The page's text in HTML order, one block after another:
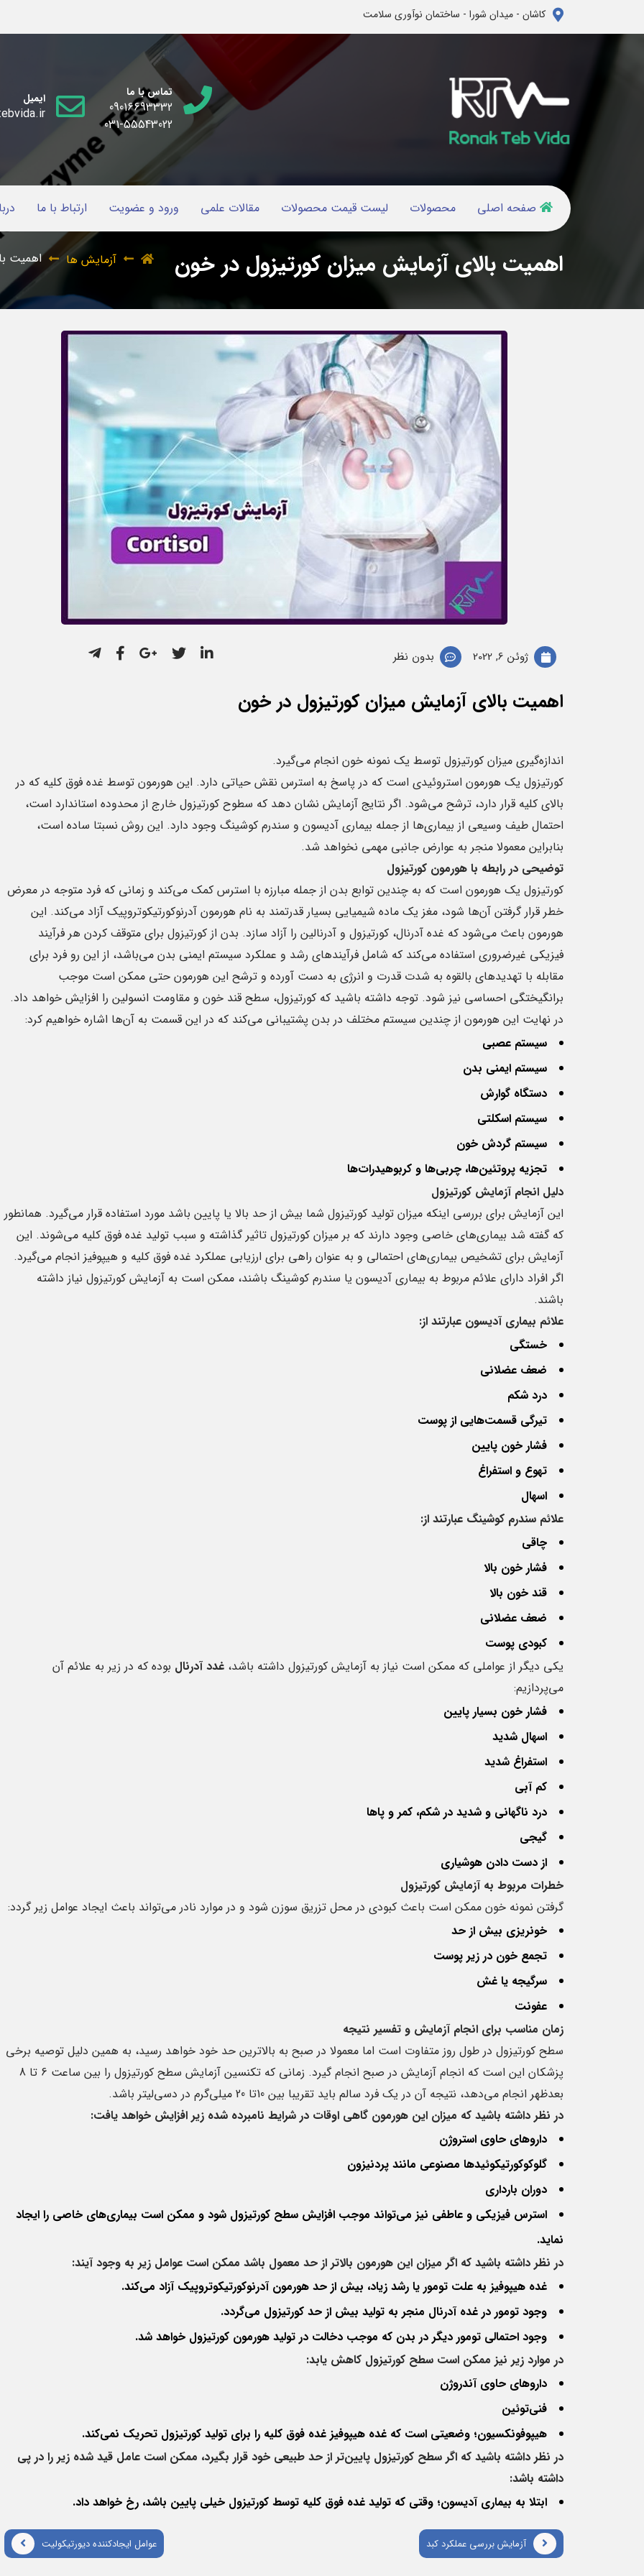
کاشان - میدان شورا - ساختمان نوآوری سلامت
تماس با ما
09016693332
031-55543022
ایمیل
صفحه اصلی محصولات لیست قیمت محصولات مقالات علمی ورود و عضویت ارتباط با ما
اهمیت بالای آزمایش میزان کورتیزول در خون آزمایش ها اهمیت
ژوئن 6, 2022 بدون نظر
اهمیت بالای آزمایش میزان کورتیزول در خون
اندازه‌گیری میزان کورتیزول توسط یک نمونه خون انجام می‌گیرد.
کورتیزول یک هورمون استروئیدی است که در پاسخ به استرس نقش حیاتی دارد. این هورمون توسط غده فوق کلیه که در
بالای کلیه قرار دارد، ترشح می‌شود. اگر نتایج آزمایش نشان دهد که سطوح کورتیزول خارج از محدوده استاندارد است،
احتمال طیف وسیعی از بیماری‌ها از جمله بیماری آدیسون و سندرم کوشینگ وجود دارد. این روش نسبتا ساده است،
بنابراین معمولا منجر به عوارض جانبی مهمی نخواهد شد.
توضیحی در رابطه با هورمون کورتیزول
کورتیزول یک هورمون است که به چندین توابع بدن از جمله مبارزه با استرس کمک می‌کند و زمانی که فرد متوجه در معرض
خطر قرار گرفتن آن‌ها شود، مغز یک ماده شیمیایی بسیار قدرتمند به نام هورمون آدرنوکورتیکوتروپیک آزاد می‌کند. این
هورمون باعث می‌شود که غده آدرنال، کورتیزول و آدرنالین را آزاد سازد. بدن از کورتیزول برای متوقف کردن هر فرآیند
فیزیکی غیرضروری استفاده می‌کند که شامل فرآیندهای رشد و عملکرد سیستم ایمنی بدن می‌باشد، از این رو فرد برای
مقابله با تهدید‌های بالقوه به شدت قدرت و انرژی به دست آورده و ترشح این هورمون حتی ممکن است موجب
برانگیختگی احساسی نیز شود. توجه داشته باشید که کورتیزول، سطح قند خون و مقاومت انسولین را افزایش خواهد داد.
در نهایت این هورمون از چندین سیستم مختلف در بدن پشتیبانی می‌کند که در این قسمت به آن‌ها اشاره خواهیم کرد:
سیستم عصبی
سیستم ایمنی بدن
دستگاه گوارش
سیستم اسکلتی
سیستم گردش خون
تجزیه پروتئین‌ها، چربی‌ها و کربوهیدرات‌ها
دلیل انجام آزمایش کورتیزول
این آزمایش برای بررسی اینکه میزان تولید کورتیزول شما بیش از حد بالا یا پایین باشد مورد استفاده قرار می‌گیرد. همانطور
که گفته شد بیماری‌های خاصی وجود دارند که بر میزان کورتیزول تاثیر گذاشته و سبب تولید غده فوق کلیه می‌شوند. این
آزمایش برای تشخیص بیماری‌های احتمالی و به عنوان راهی برای ارزیابی عملکرد غده فوق کلیه و هیپوفیز انجام می‌گیرد.
اگر افراد دارای علائم مربوط به بیماری آدیسون یا سندرم کوشینگ باشند، ممکن است به آزمایش کورتیزول نیاز داشته
باشند.
علائم بیماری آدیسون عبارتند از:
خستگی
ضعف عضلانی
درد شکم
تیرگی قسمت‌هایی از پوست
فشار خون پایین
تهوع و استفراغ
اسهال
علائم سندرم کوشینگ عبارتند از:
چاقی
فشار خون بالا
قند خون بالا
ضعف عضلانی
کبودی پوست
یکی دیگر از عواملی که ممکن است نیاز به آزمایش کورتیزول داشته باشد، غدد آدرنال بوده که در زیر به علائم آن
می‌پردازیم:
فشار خون بسیار پایین
اسهال شدید
استفراغ شدید
کم آبی
درد ناگهانی و شدید در شکم، کمر و پاها
گیجی
از دست دادن هوشیاری
خطرات مربوط به آزمایش کورتیزول
گرفتن نمونه خون ممکن است باعث کبودی در محل تزریق سوزن شود و در موارد نادر می‌تواند باعث ایجاد عوامل زیر گردد:
خونریزی بیش از حد
تجمع خون در زیر پوست
سرگیجه یا غش
عفونت
زمان مناسب برای انجام آزمایش و تفسیر نتیجه
سطح کورتیزول در طول روز متفاوت است اما معمولا در صبح به بالاترین حد خود خواهد رسید، به همین دلیل توصیه برخی
پزشکان این است که انجام آزمایش در صبح انجام گیرد. زمانی که تکنسین آزمایش سطح کورتیزول را بین ساعت 6 تا 8
بعدظهر انجام می‌دهد، نتیجه آن در یک فرد سالم باید تقریبا بین 10تا 20 میلی‌گرم در دسی‌لیتر باشد.
در نظر داشته باشید که میزان این هورمون گاهی اوقات در شرایط نامبرده شده زیر افزایش خواهد یافت:
داروهای حاوی استروژن
گلوکوکورتیکوئیدها مصنوعی مانند پردنیزون
دوران بارداری
استرس فیزیکی و عاطفی نیز می‌تواند موجب افزایش سطح کورتیزول شود و ممکن است بیماری‌های خاصی را ایجاد
نماید.
در نظر داشته باشید که اگر میزان این هورمون بالاتر از حد معمول باشد ممکن است عوامل زیر به وجود آیند:
غده هیپوفیز به علت تومور یا رشد زیاد، بیش از حد هورمون آدرنوکورتیکوتروپیک آزاد می‌کند.
وجود تومور در غده آدرنال منجر به تولید بیش از حد کورتیزول می‌گردد.
وجود احتمالی تومور دیگر در بدن که موجب دخالت در تولید هورمون کورتیزول خواهد شد.
در موارد زیر نیز ممکن است سطح کورتیزول کاهش یابد:
داروهای حاوی آندروژن
فنی‌توئین
هیپوفونکسیون؛ وضعیتی است که غده هیپوفیز غده فوق کلیه را برای تولید کورتیزول تحریک نمی‌کند.
در نظر داشته باشید که اگر سطح کورتیزول پایین‌تر از حد طبیعی خود قرار بگیرد، ممکن است عامل قید شده زیر را در پی
داشته باشد:
ابتلا به بیماری آدیسون؛ وقتی که تولید غده فوق کلیه توسط کورتیزول خیلی پایین باشد، رخ خواهد داد.
آزمایش بررسی عملکرد کبد عوامل ایجاد‌کننده دیورتیکولیت
7
اطلاعاتی در رابطه با آزمایش
علت‌های تجویز آزمایش آلبومین توسط پزشکان
آزمایش آلبومین در حقیقت به بررسی میزان
این پروتئین در خون افراد خواهد پرداخت، در
صورتی ...
1
متوسط حجم خون پلاکتی یک آزمایش خون
است که میانگین پلاکت‌ها را در خون
اندازه‌گیری می‌کند، پلاکت‌ها به زخم‌های
التهابی کمک ...